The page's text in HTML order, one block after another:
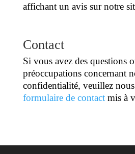
affichant un avis sur notre
Contact
Si vous avez des questions
préoccupations concernant
confidentialité, veuillez
formulaire de contactmis à